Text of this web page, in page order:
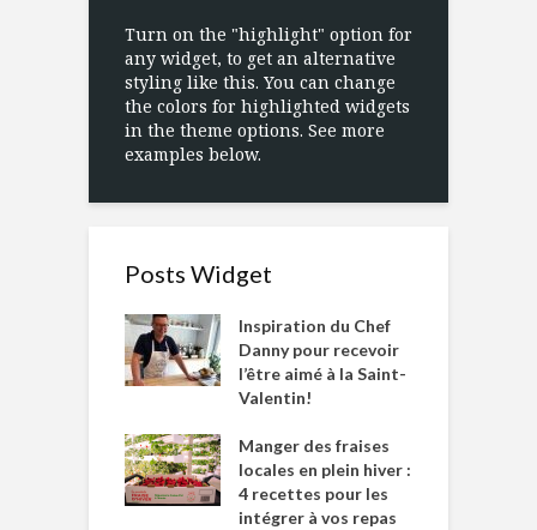
Turn on the "highlight" option for
any widget, to get an alternative
styling like this. You can change
the colors for highlighted widgets
in the theme options. See more
examples below.
Posts Widget
Inspiration du Chef
Danny pour recevoir
l’être aimé à la Saint-
Valentin!
Manger des fraises
locales en plein hiver :
4 recettes pour les
intégrer à vos repas